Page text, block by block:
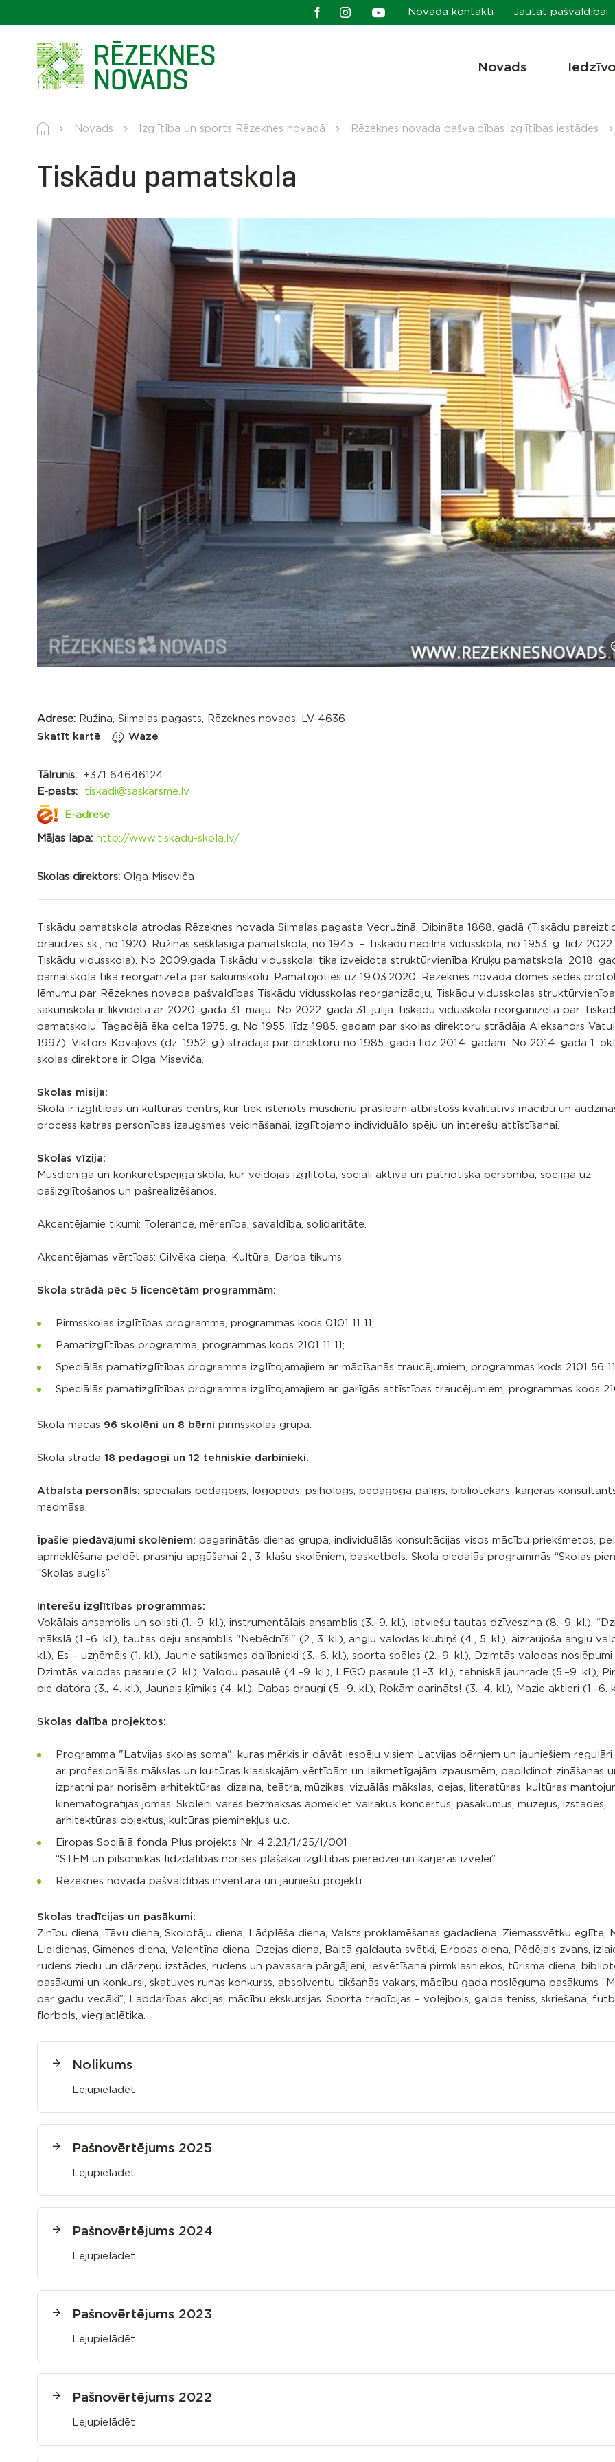
Novada kontakti Jautāt pašvaldībai
Novads
Novads Izglītība un sports Rēzeknes novadā Rēzeknes novada pašvaldības izglītības iestādes
Tiskādu pamatskola
Adrese: Ružina, Silmalas pagasts, Rēzeknes novads, LV-4636
Skatīt kartē
Waze
Tālrunis:
+371 64646124
E-pasts:
tiskadi@saskarsme.lv
E-adrese
Mājas lapa: http://www.tiskadu-skola.lv/
Skolas direktors: Olga Miseviča
Tiskādu pamatskola atrodas Rēzeknes novada Silmalas pagasta Vecružinā. Dibināta 1868. gadā (Tiskādu
draudzes sk., no 1920. Ružinas sešklasīgā pamatskola, no 1945. – Tiskādu nepilnā vidusskola, no 1953. g. līdz
Tiskādu vidusskola). No 2009.gada Tiskādu vidusskolai tika izveidota struktūrvienība Kruķu pamatskola. 2018.
pamatskola tika reorganizēta par sākumskolu. Pamatojoties uz 19.03.2020. Rēzeknes novada domes sēdes
lēmumu par Rēzeknes novada pašvaldības Tiskādu vidusskolas reorganizāciju, Tiskādu vidusskolas
sākumskola ir likvidēta ar 2020. gada 31. maiju. No 2022. gada 31. jūlija Tiskādu vidusskola reorganizēta par
pamatskolu. Tagadējā ēka celta 1975. g. No 1955. līdz 1985. gadam par skolas direktoru strādāja Aleksandrs
1997.). Viktors Kovaļovs (dz. 1952. g.) strādāja par direktoru no 1985. gada līdz 2014. gadam. No 2014. gada 1.
skolas direktore ir Olga Miseviča.
Skolas misija:
Skola ir izglītības un kultūras centrs, kur tiek īstenots mūsdienu prasībām atbilstošs kvalitatīvs mācību un
process katras personības izaugsmes veicināšanai, izglītojamo individuālo spēju un interešu attīstīšanai.
Skolas vīzija:
Mūsdienīga un konkurētspējīga skola, kur veidojas izglītota, sociāli aktīva un patriotiska personība, spējīga uz
pašizglītošanos un pašrealizēšanos.
Akcentējamie tikumi: Tolerance, mērenība, savaldība, solidaritāte.
Akcentējamas vērtības: Cilvēka cieņa, Kultūra, Darba tikums.
Skola strādā pēc 5 licencētām programmām:
Pirmsskolas izglītības programma, programmas kods 0101 11 11;
Pamatizglītības programma, programmas kods 2101 11 11;
Speciālās pamatizglītības programma izglītojamajiem ar mācīšanās traucējumiem, programmas kods 2101 56
Speciālās pamatizglītības programma izglītojamajiem ar garīgās attīstības traucējumiem, programmas kods
Skolā mācās 96 skolēni un 8 bērni pirmsskolas grupā.
Skolā strādā 18 pedagogi un 12 tehniskie darbinieki.
Atbalsta personāls: speciālais pedagogs, logopēds, psihologs, pedagoga palīgs, bibliotekārs, karjeras
medmāsa.
Īpašie piedāvājumi skolēniem: pagarinātās dienas grupa, individuālās konsultācijas visos mācību priekšmetos,
apmeklēšana peldēt prasmju apgūšanai 2., 3. klašu skolēniem, basketbols. Skola piedalās programmās “Skolas
“Skolas auglis”.
Interešu izglītības programmas:
Vokālais ansamblis un solisti (1.–9. kl.), instrumentālais ansamblis (3.–9. kl.), latviešu tautas dzīvesziņa (8.–9. kl.),
mākslā (1.–6. kl.), tautas deju ansamblis "Nebēdnīši" (2., 3. kl.), angļu valodas klubiņš (4., 5. kl.), aizraujoša angļu
kl.), Es – uzņēmējs (1. kl.), Jaunie satiksmes dalībnieki (3.–6. kl.), sporta spēles (2.–9. kl.), Dzimtās valodas noslēpumi
Dzimtās valodas pasaule (2. kl.), Valodu pasaulē (4.–9. kl.), LEGO pasaule (1.–3. kl.), tehniskā jaunrade (5.–9. kl.),
pie datora (3., 4. kl.), Jaunais ķīmiķis (4. kl.), Dabas draugi (5.–9. kl.), Rokām darināts! (3.–4. kl.), Mazie aktieri (1.–6.
Skolas dalība projektos:
Programma "Latvijas skolas soma", kuras mērķis ir dāvāt iespēju visiem Latvijas bērniem un jauniešiem
ar profesionālās mākslas un kultūras klasiskajām vērtībām un laikmetīgajām izpausmēm, papildinot zināšanas
izpratni par norisēm arhitektūras, dizaina, teātra, mūzikas, vizuālās mākslas, dejas, literatūras, kultūras
kinematogrāfijas jomās. Skolēni varēs bezmaksas apmeklēt vairākus koncertus, pasākumus, muzejus, izstādes,
arhitektūras objektus, kultūras pieminekļus u.c.
Eiropas Sociālā fonda Plus projekts Nr. 4.2.2.1/1/25/I/001
“STEM un pilsoniskās līdzdalības norises plašākai izglītības pieredzei un karjeras izvēlei”.
Rēzeknes novada pašvaldības inventāra un jauniešu projekti.
Skolas tradīcijas un pasākumi:
Zinību diena, Tēvu diena, Skolotāju diena, Lāčplēša diena, Valsts proklamēšanas gadadiena, Ziemassvētku eglīte,
Lieldienas, Ģimenes diena, Valentīna diena, Dzejas diena, Baltā galdauta svētki, Eiropas diena, Pēdējais zvans,
rudens ziedu un dārzeņu izstādes, rudens un pavasara pārgājieni, iesvētīšana pirmklasniekos, tūrisma diena,
pasākumi un konkursi, skatuves runas konkurss, absolventu tikšanās vakars, mācību gada noslēguma pasākums
par gadu vecāki”, Labdarības akcijas, mācību ekskursijas. Sporta tradīcijas – volejbols, galda teniss, skriešana,
florbols, vieglatlētika.
Nolikums
Lejupielādēt
Pašnovērtējums 2025
Lejupielādēt
Pašnovērtējums 2024
Lejupielādēt
Pašnovērtējums 2023
Lejupielādēt
Pašnovērtējums 2022
Lejupielādēt